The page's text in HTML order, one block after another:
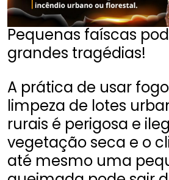
Pequenas faíscas
grandes tragédias!
A prática de usar
limpeza de lotes
rurais é perigosa e
vegetação seca e o
até mesmo uma